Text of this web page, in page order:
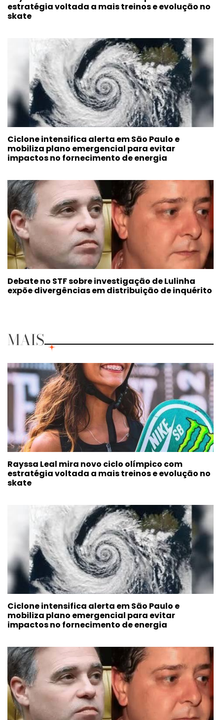
estratégia voltada a mais treinos e evolução no
skate
Ciclone intensifica alerta em São Paulo e
mobiliza plano emergencial para evitar
impactos no fornecimento de energia
Debate no STF sobre investigação de Lulinha
expõe divergências em distribuição de inquérito
MAIS
Rayssa Leal mira novo ciclo olímpico com
estratégia voltada a mais treinos e evolução no
skate
Ciclone intensifica alerta em São Paulo e
mobiliza plano emergencial para evitar
impactos no fornecimento de energia